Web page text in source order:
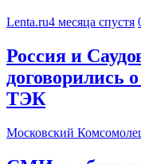
Lenta.ru4 месяца спустя
Россия и
договорились
ТЭК
Московский